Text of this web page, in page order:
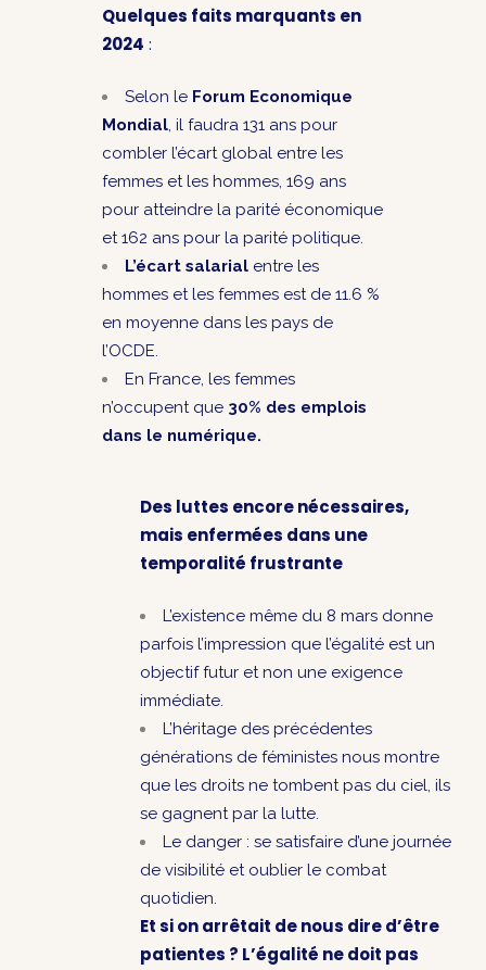
Quelques faits marquants en
2024 :
Selon le Forum Economique
Mondial, il faudra 131 ans pour
combler l’écart global entre les
femmes et les hommes, 169 ans
pour atteindre la parité économique
et 162 ans pour la parité politique.
L’écart salarial entre les
hommes et les femmes est de 11.6 %
en moyenne dans les pays de
l’OCDE.
En France, les femmes
n’occupent que 30% des emplois
dans le numérique.
Des luttes encore nécessaires,
mais enfermées dans une
temporalité frustrante
L’existence même du 8 mars donne
parfois l’impression que l’égalité est un
objectif futur et non une exigence
immédiate.
L’héritage des précédentes
générations de féministes nous montre
que les droits ne tombent pas du ciel, ils
se gagnent par la lutte.
Le danger : se satisfaire d’une journée
de visibilité et oublier le combat
quotidien.
Et si on arrêtait de nous dire d’être
patientes ? L’égalité ne doit pas